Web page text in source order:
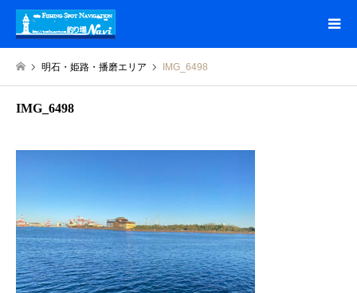
明石・姫路・播磨エリア IMG_6498
IMG_6498